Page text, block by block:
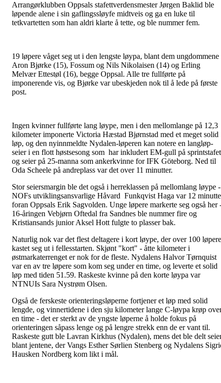
Arrangørklubben Oppsals stafettverdensmester Jørgen Baklid ble
løpende alene i sin gaflingssløyfe midtveis og ga en luke til
tetkvartetten som han aldri klarte å tette, og ble nummer fem.
19 løpere våget seg ut i den lengste løypa, blant dem ungdommene
Aron Bjørke (15), Fossum og Nils Nikolaisen (14) og Erling
Melvær Ettestøl (16), begge Oppsal. Alle tre fullførte på
imponerende vis, og Bjørke var ubeskjeden nok til å lede på første
post.
Ingen kvinner fullførte lang løype, men i den mellomlange på 12,3
kilometer imponerte Victoria Hæstad Bjørnstad med et meget solid
løp, og den nyinnmeldte Nydalen-løperen kan notere en langløp-
seier i en flott høstsesong som har inkludert EM-gull på
og seier på 25-manna som ankerkvinne for IFK Göteborg. Ned til
Oda Scheele på andreplass var det over 11 minutter.
Stor seiersmargin ble det også i herreklassen på mellomlang løype -
NOFs utviklingsansvarlige Håvard Funkqvist Haga var 12
foran Oppsals Erik Sagvolden. Unge løpere markerte seg også her
16-åringen Vebjørn Oftedal fra Sandnes ble nummer fire og
Kristiansands junior Aksel Hott fulgte to plasser bak.
Naturlig nok var det flest deltagere i kort løype, der over 100 løpere
kastet seg ut i fellesstarten. Skjønt "kort" - åtte kilometer i
østmarkaterrenget er nok for de fleste. Nydalens Halvor Tørnquist
var en av tre løpere som kom seg under en time, og leverte et solid
løp med tiden 51.59. Raskeste kvinne på den korte løypa var
NTNUIs Sara Nystrøm Olsen.
Også de ferskeste orienteringsløperne fortjener et løp med solid
lengde, og vinnertidene i den sju kilometer lange C-løypa krøp
en time - det er sterkt av de yngste løperne å holde fokus på
orienteringen såpass lenge og på lengre strekk enn de er vant til.
Raskeste gutt ble Lavran Kirkhus (Nydalen), mens det ble delt
blant jentene, der Vangs Esther Sørlien Stenberg og Nydalens
Hausken Nordberg kom likt i mål.